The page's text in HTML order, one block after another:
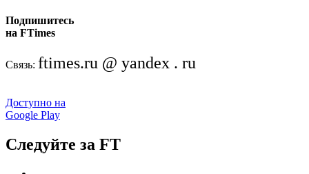
Подпишитесь
на FTimes
Связь: ftimes.ru @ yandex . ru
Доступно на
Google Play
Следуйте за FT